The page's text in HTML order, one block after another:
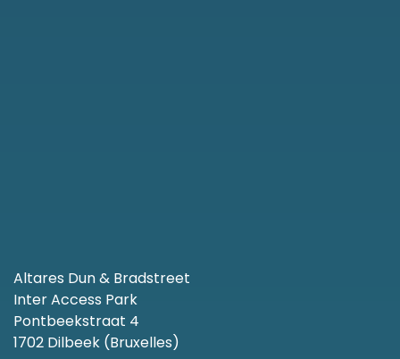
Altares Dun & Bradstreet
Inter Access Park
Pontbeekstraat 4
1702 Dilbeek (Bruxelles)